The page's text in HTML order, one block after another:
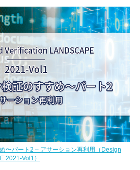
〜パート2 – アサーション再利用（Design
2021-Vol1）